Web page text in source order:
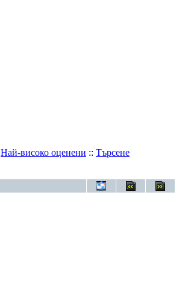
Най-високо оценени :: Търсене